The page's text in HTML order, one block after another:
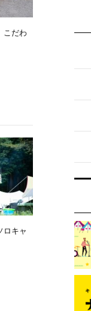
こだわ
キャ